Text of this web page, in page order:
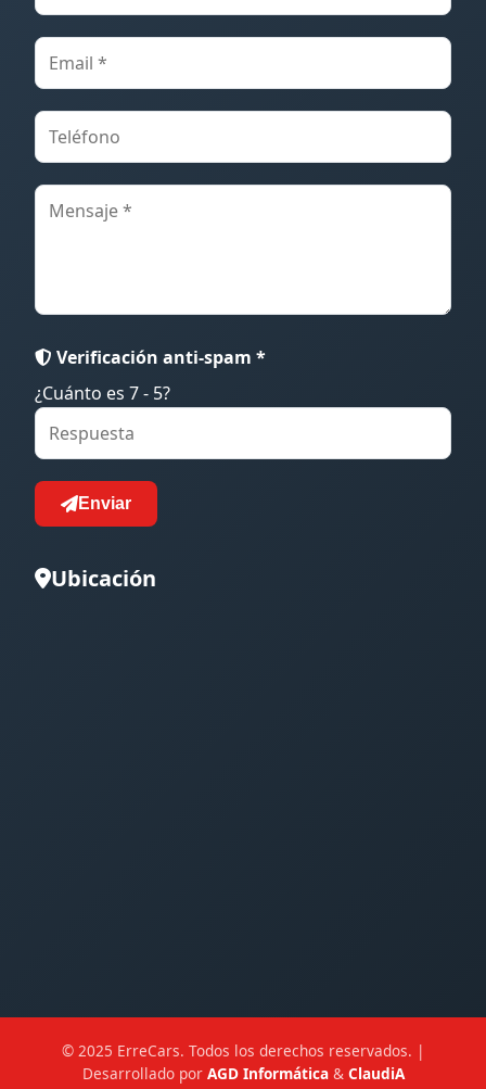
Verificación anti-spam *
¿Cuánto es 7 - 5?
Enviar
Ubicación
© 2025 ErreCars. Todos los derechos reservados. |
Desarrollado por AGD Informática& ClaudiA